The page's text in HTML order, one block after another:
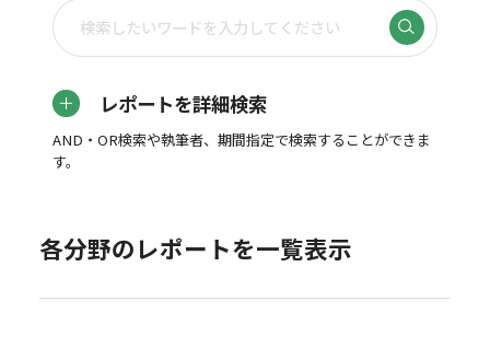
レポートを詳細検索
AND・OR検索や執筆者、期間指定で検索することができま
す。
各分野のレポートを一覧表示